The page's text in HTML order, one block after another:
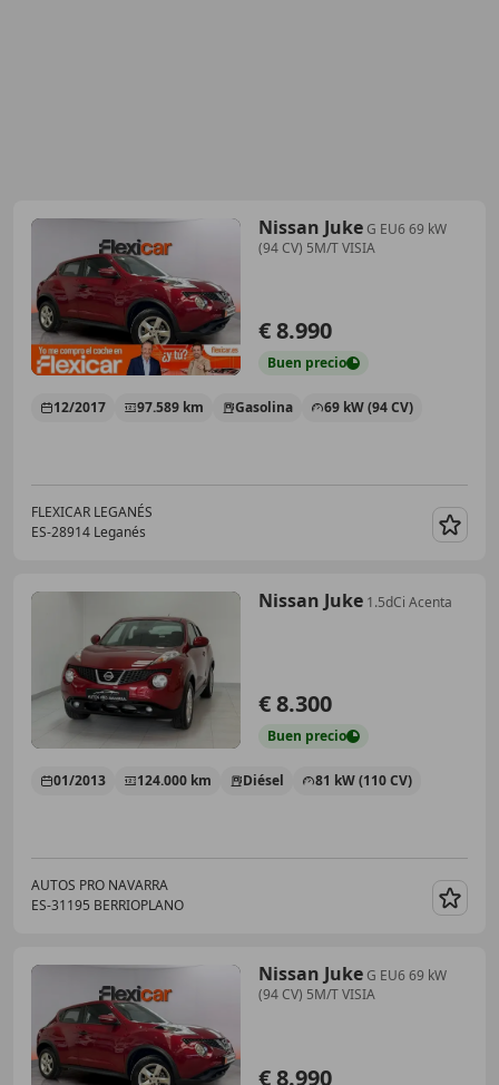
Nissan JukeG EU6 69 kW
(94 CV) 5M/T VISIA
€ 8.990
Buen precio
12/2017 97.589 km Gasolina 69 kW (94 CV)
FLEXICAR LEGANÉS
ES-28914 Leganés
Nissan Juke 1.5dCi Acenta
€ 8.300
Buen precio
01/2013 124.000 km Diésel 81 kW (110 CV)
AUTOS PRO NAVARRA
ES-31195 BERRIOPLANO
Nissan JukeG EU6 69 kW
(94 CV) 5M/T VISIA
€ 8.990